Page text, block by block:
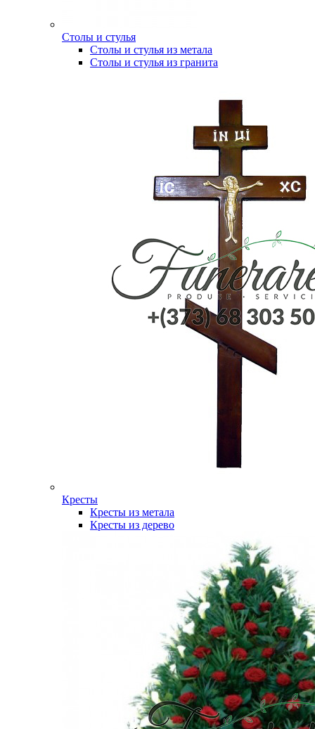
Столы и стулья
Столы и стулья из метала
Столы и стулья из гранита
Кресты
Кресты из метала
Кресты из дерево